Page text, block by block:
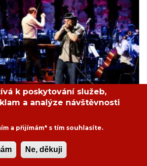
- Dobré ráno
Řekni mi, jak se
,26. 12. 2021
k poskytování služeb,
a analýze návštěvnosti
a přijímám" s tím souhlasíte.
Ne, děkuji